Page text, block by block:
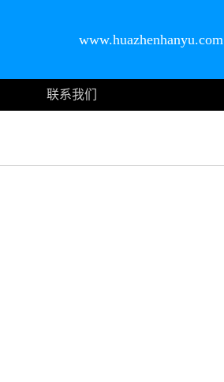
www.huazhenhanyu.com
联系我们